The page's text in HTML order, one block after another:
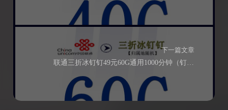
下一篇文章
联通三折冰钉钉49元60G通用1000分钟（钉钉免流全国无禁区）